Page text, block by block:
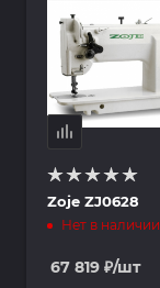
Zoje ZJ0628
Нет в наличии
67 819 ₽/шт